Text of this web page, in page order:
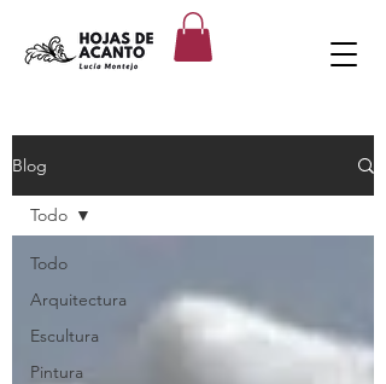
Blog
Todo
Arquitectura
Escultura
Pintura
Todo